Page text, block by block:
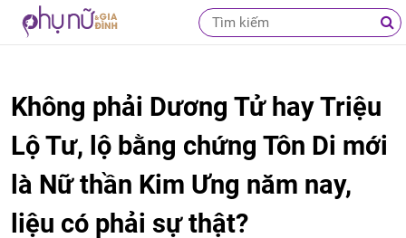
Không phải Dương Tử hay Triệu
Lộ Tư, lộ bằng chứng Tôn Di mới
là Nữ thần Kim Ưng năm nay,
liệu có phải sự thật?